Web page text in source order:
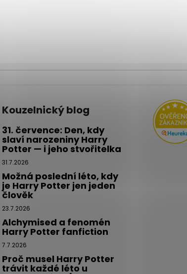
Kouzelnický blog
31. července: Den, kdy
slaví narozeniny Harry
Potter — i jeho stvořitelka
31.7.2026
Možná poslední léto, kdy
je Harry Potter jen jeden
člověk
23.7.2026
Alchymised a fenomén
Harry Potter fanfiction
7.7.2026
Proč musel Harry Potter
trávit každé léto u